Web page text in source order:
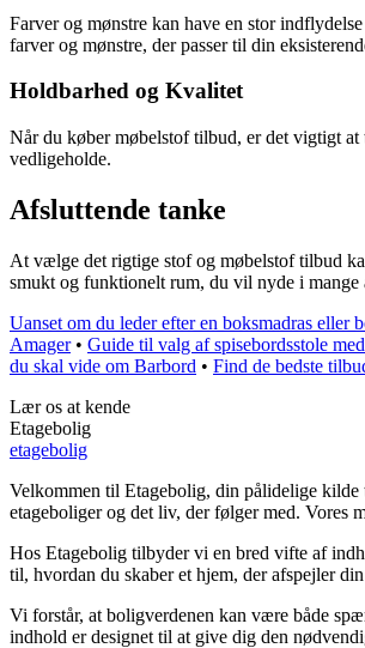
Farver og mønstre kan have en stor
farver og mønstre, der passer til din
Holdbarhed og Kvalitet
Når du køber møbelstof tilbud, er det vigtigt
vedligeholde.
Afsluttende tanke
At vælge det rigtige stof og møbelstof tilbud
smukt og funktionelt rum, du vil nyde i mange
Uanset om du leder efter en boksmadras eller
Amager• Guide til valg af spisebordsstole
du skal vide om Barbord • Find de bedste
Lær os at kende
Etagebolig
etagebolig
Velkommen til Etagebolig, din pålidelige kilde
etageboliger og det liv, der følger med. Vores
Hos Etagebolig tilbyder vi en bred vifte af
til, hvordan du skaber et hjem, der afspejler
Vi forstår, at boligverdenen kan være både
indhold er designet til at give dig den